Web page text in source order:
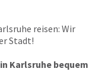
reisen: Wir
Stadt!
Karlsruhe bequem